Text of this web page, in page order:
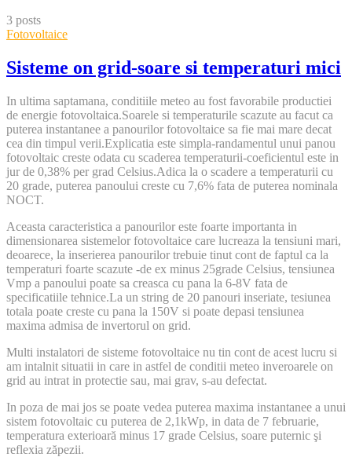
3 posts
Fotovoltaice
Sisteme on grid-soare si temperaturi mici
In ultima saptamana, conditiile meteo au fost favorabile productiei
de energie fotovoltaica.Soarele si temperaturile scazute au facut ca
puterea instantanee a panourilor fotovoltaice sa fie mai mare decat
cea din timpul verii.Explicatia este simpla-randamentul unui panou
fotovoltaic creste odata cu scaderea temperaturii-coeficientul este in
jur de 0,38% per grad Celsius.Adica la o scadere a temperaturii cu
20 grade, puterea panoului creste cu 7,6% fata de puterea nominala
NOCT.
Aceasta caracteristica a panourilor este foarte importanta in
dimensionarea sistemelor fotovoltaice care lucreaza la tensiuni mari,
deoarece, la inserierea panourilor trebuie tinut cont de faptul ca la
temperaturi foarte scazute -de ex minus 25grade Celsius, tensiunea
Vmp a panoului poate sa creasca cu pana la 6-8V fata de
specificatiile tehnice.La un string de 20 panouri inseriate, tesiunea
totala poate creste cu pana la 150V si poate depasi tensiunea
maxima admisa de invertorul on grid.
Multi instalatori de sisteme fotovoltaice nu tin cont de acest lucru si
am intalnit situatii in care in astfel de conditii meteo inveroarele on
grid au intrat in protectie sau, mai grav, s-au defectat.
In poza de mai jos se poate vedea puterea maxima instantanee a unui
sistem fotovoltaic cu puterea de 2,1kWp, in data de 7 februarie,
temperatura exterioară minus 17 grade Celsius, soare puternic şi
reflexia zăpezii.